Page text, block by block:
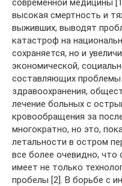
высокая смертность и
выживших, выводят
катастроф на
сохраняется, но и
экономической,
составляющих проблемы
здравоохранения,
лечение больных с
кровообращения за
многократно, но это,
летальности в остром
все более очевидно, что
имеет не только
пробелы [2]. В борьбе с